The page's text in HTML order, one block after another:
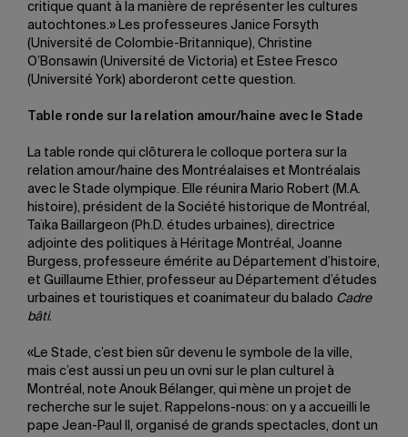
critique quant à la manière de représenter les cultures
autochtones.» Les professeures Janice Forsyth
(Université de Colombie-Britannique), Christine
O’Bonsawin (Université de Victoria) et Estee Fresco
(Université York) aborderont cette question.
Table ronde sur la relation amour/haine avec le Stade
La table ronde qui clôturera le colloque portera sur la
relation amour/haine des Montréalaises et Montréalais
avec le Stade olympique. Elle réunira Mario Robert (M.A.
histoire), président de la Société historique de Montréal,
Taïka Baillargeon (Ph.D. études urbaines), directrice
adjointe des politiques à Héritage Montréal, Joanne
Burgess, professeure émérite au Département d’histoire,
et Guillaume Ethier, professeur au Département d’études
urbaines et touristiques et coanimateur du balado Cadre
bâti.
«Le Stade, c’est bien sûr devenu le symbole de la ville,
mais c’est aussi un peu un ovni sur le plan culturel à
Montréal, note Anouk Bélanger, qui mène un projet de
recherche sur le sujet. Rappelons-nous: on y a accueilli le
pape Jean-Paul II, organisé de grands spectacles, dont un